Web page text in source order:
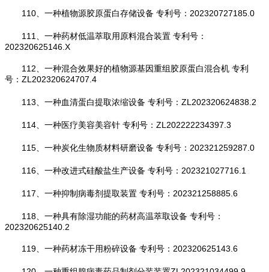
110、一种植物源胶原蛋白存储设备 专利号：202320727185.0
111、一种药材低温萃取用原料混合装置 专利号：
202320625146.X
112、一种混合效果好的植物源基因重组胶原蛋白混合机 专利
号：ZL202320624707.4
113、一种血清蛋白提取浓缩设备 专利号：ZL202320624838.2
114、一种医疗美容美容针 专利号：ZL202222234397.3
115、一种炭化生物质材料研磨设备 专利号：202321259287.0
116、一种改进式硅酸盐生产设备 专利号：202321027716.1
117、一种抑制病毒剂提取装置 专利号：202321258885.6
118、一种具有除湿功能的药材高温萃取设备 专利号：
202320625140.2
119、一种药材冻干用粉碎设备 专利号：202320625143.6